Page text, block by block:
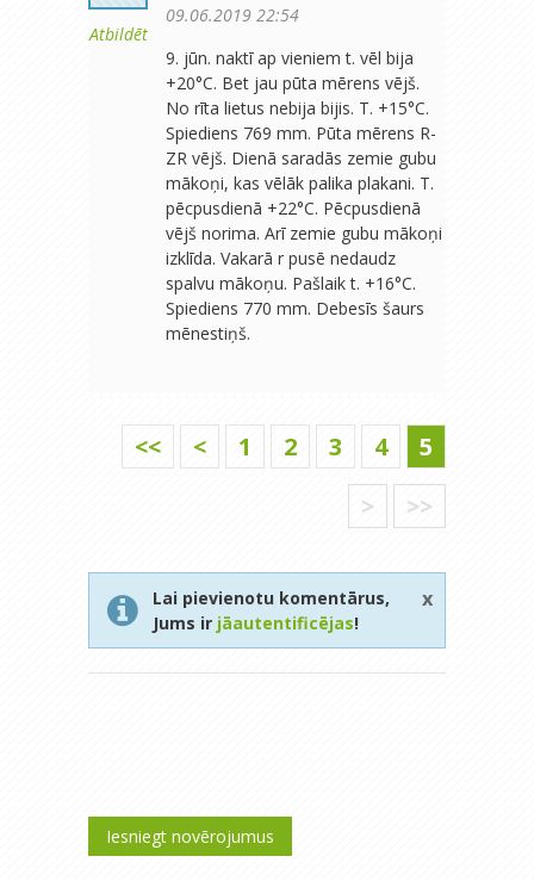
Atbildēt
09.06.2019 22:54
9. jūn. naktī ap vieniem t. vēl bija
+20°C. Bet jau pūta mērens vējš.
No rīta lietus nebija bijis. T. +15°C.
Spiediens 769 mm. Pūta mērens R-
ZR vējš. Dienā saradās zemie gubu
mākoņi, kas vēlāk palika plakani. T.
pēcpusdienā +22°C. Pēcpusdienā
vējš norima. Arī zemie gubu mākoņi
izklīda. Vakarā r pusē nedaudz
spalvu mākoņu. Pašlaik t. +16°C.
Spiediens 770 mm. Debesīs šaurs
mēnestiņš.
<< < 1 2 3 4
5
>
>>
Lai pievienotu komentārus,
Jums ir jāautentificējas!
x
Iesniegt novērojumus